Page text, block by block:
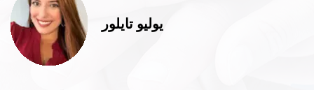
يوليو تايلور